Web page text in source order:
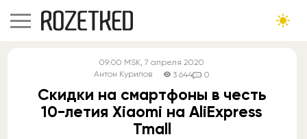
09:00 MSK, 7 апреля 2020
Антон Курилов
3 644 0
Скидки на смартфоны в честь
10-летия Xiaomi на AliExpress
Tmall